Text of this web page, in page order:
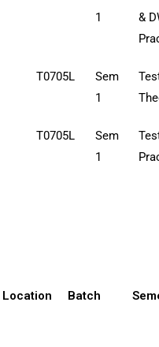
1
&
T0705L
Sem
1
T0705L
Sem
1
Location Batch